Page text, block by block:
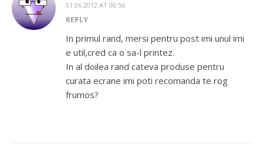
01.06.2012 AT 00:56
REPLY
In primul rand, mersi pentru post imi unul imi
e util,cred ca o sa-l printez.
In al doilea rand cateva produse pentru
curata ecrane imi poti recomanda te rog
frumos?